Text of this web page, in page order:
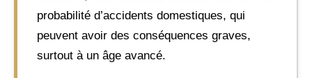
probabilité d’accidents domestiques, qui
peuvent avoir des conséquences graves,
surtout à un âge avancé.